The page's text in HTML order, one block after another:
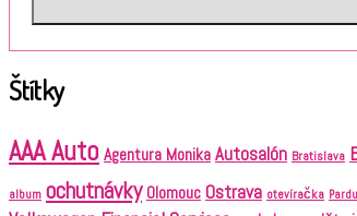
Štítky
AAA Auto Agentura Monika Autosalón Bratislava
album ochutnávky Olomouc Ostrava otevíračka